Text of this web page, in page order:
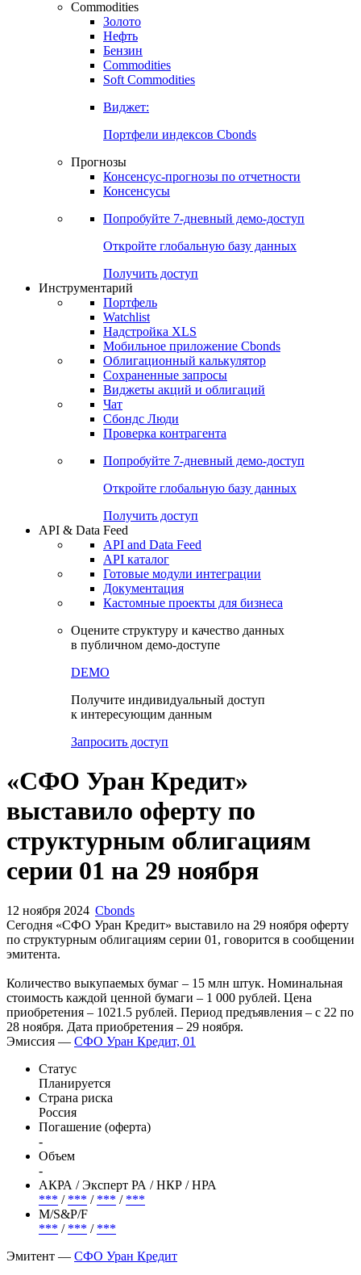
Commodities
Золото
Нефть
Бензин
Commodities
Soft Commodities
Виджет:
Портфели индексов Cbonds
Прогнозы
Консенсус-прогнозы по отчетности
Консенсусы
Попробуйте 7-дневный демо-доступ
Откройте глобальную базу данных
Получить доступ
Инструментарий
Портфель
Watchlist
Надстройка XLS
Мобильное приложение Cbonds
Облигационный калькулятор
Сохраненные запросы
Виджеты акций и облигаций
Чат
Сбондс Люди
Проверка контрагента
Попробуйте 7-дневный демо-доступ
Откройте глобальную базу данных
Получить доступ
API & Data Feed
API and Data Feed
API каталог
Готовые модули интеграции
Документация
Кастомные проекты для бизнеса
Оцените структуру и качество данных
в публичном демо-доступе
DEMO
Получите индивидуальный доступ
к интересующим данным
Запросить доступ
«СФО Уран Кредит»
выставило оферту по
структурным облигациям
серии 01 на 29 ноября
12 ноября 2024 Cbonds
Сегодня «СФО Уран Кредит» выставило на 29 ноября оферту
по структурным облигациям серии 01, говорится в сообщении
эмитента.
Количество выкупаемых бумаг – 15 млн штук. Номинальная
стоимость каждой ценной бумаги – 1 000 рублей. Цена
приобретения – 1021.5 рублей. Период предъявления – с 22 по
28 ноября. Дата приобретения – 29 ноября.
Эмиссия — СФО Уран Кредит, 01
Статус
Планируется
Страна риска
Россия
Погашение (оферта)
-
Объем
-
АКРА / Эксперт РА / НКР / НРА
*** / *** / *** / ***
М/S&P/F
*** / *** / ***
Эмитент — СФО Уран Кредит